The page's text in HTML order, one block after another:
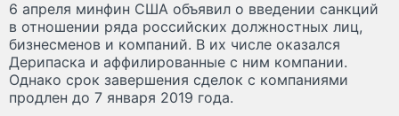
6 апреля минфин США объявил о введении санкций
в отношении ряда российских должностных лиц,
бизнесменов и компаний. В их числе оказался
Дерипаска и аффилированные с ним компании.
Однако срок завершения сделок с компаниями
продлен до 7 января 2019 года.